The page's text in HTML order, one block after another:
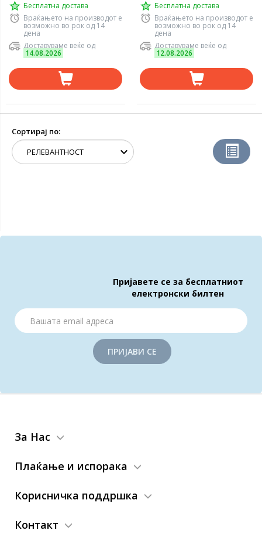
Бесплатна достава
Враќањето на производот е
возможно во рок од 14
дена
Доставуваме веќе од
14.08.2026
Бесплатна достава
Враќањето на производот е
возможно во рок од 14
дена
Доставуваме веќе од
12.08.2026
Сортирај по:
Пријавете се за бесплатниот
електронски билтен
ПРИЈАВИ СЕ
За Нас
Плаќање и испорака
Корисничка поддршка
Контакт